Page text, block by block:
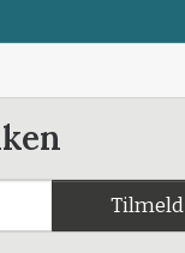
Tilmeld